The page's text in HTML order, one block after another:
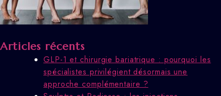
Articles récents
GLP-1 et chirurgie bariatrique : pourquoi les
spécialistes privilégient désormais une
approche complémentaire ?